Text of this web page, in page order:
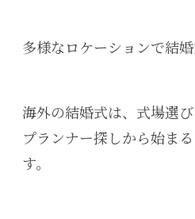
多様なロケーションで結婚
海外の結婚式は、式場選
プランナー探しから始ま
す。